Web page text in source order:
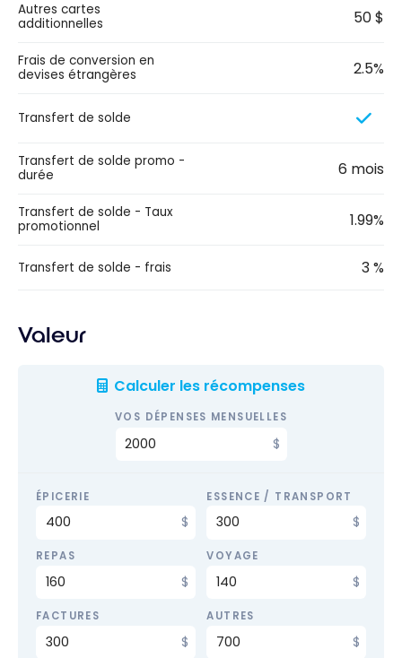
Autres cartes
additionnelles
50 $
Frais de conversion en
devises étrangères
2.5%
Transfert de solde
Transfert de solde promo -
durée
6 mois
Transfert de solde - Taux
promotionnel
1.99%
Transfert de solde - frais 3 %
Valeur
Calculer les récompenses
VOS DÉPENSES MENSUELLES
ÉPICERIE ESSENCE / TRANSPORT
REPAS VOYAGE
FACTURES AUTRES